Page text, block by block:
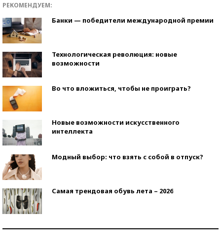
РЕКОМЕНДУЕМ:
Банки — победители международной премии
Технологическая революция: новые
возможности
Во что вложиться, чтобы не проиграть?
Новые возможности искусственного
интеллекта
Модный выбор: что взять с собой в отпуск?
Самая трендовая обувь лета – 2026